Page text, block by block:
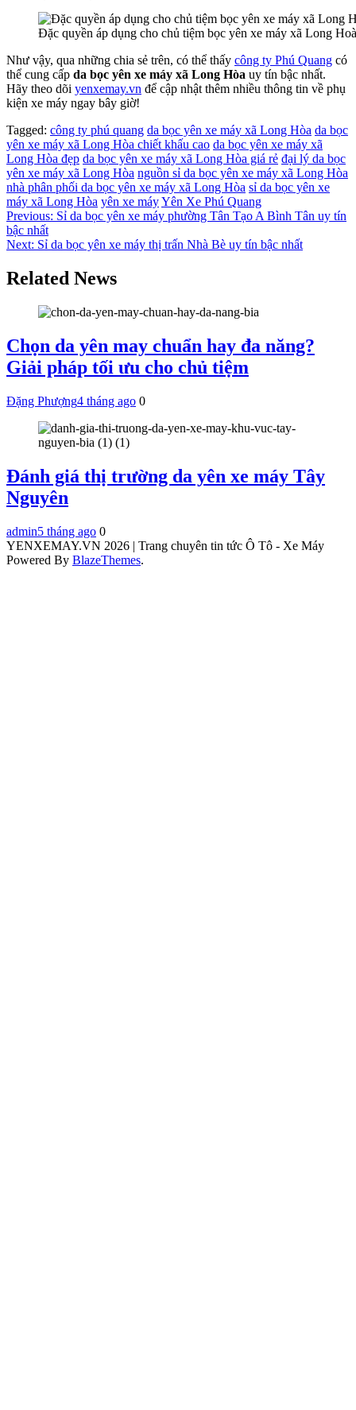
Đặc quyền áp dụng cho chủ tiệm bọc yên xe máy xã Long
Như vậy, qua những chia sẻ trên, có thể thấy công ty Phú Quang có
thể cung cấp da bọc yên xe máy xã Long Hòa uy tín bậc nhất.
Hãy theo dõi yenxemay.vn để cập nhật thêm nhiều thông tin về phụ
kiện xe máy ngay bây giờ!
Tagged: công ty phú quang da bọc yên xe máy xã Long Hòa da bọc
yên xe máy xã Long Hòa chiết khấu cao da bọc yên xe máy xã
Long Hòa đẹp da bọc yên xe máy xã Long Hòa giá rẻ đại lý da bọc
yên xe máy xã Long Hòa nguồn sỉ da bọc yên xe máy xã Long Hòa
nhà phân phối da bọc yên xe máy xã Long Hòa sỉ da bọc yên xe
máy xã Long Hòa yên xe máyYên Xe Phú Quang
Điều
hướng
viết
Previous: Sỉ da bọc yên xe máy phường Tân Tạo A Bình Tân uy tín
bậc nhất
Next: Sỉ da bọc yên xe máy thị trấn Nhà Bè uy tín bậc nhất
Related News
Chọn da yên may chuẩn hay đa năng?
Giải pháp tối ưu cho chủ tiệm
Đặng Phượng4 tháng ago 0
Đánh giá thị trường da yên xe máy Tây
Nguyên
admin5 tháng ago 0
YENXEMAY.VN 2026 | Trang chuyên tin tức Ô Tô - Xe Máy
Powered By BlazeThemes.